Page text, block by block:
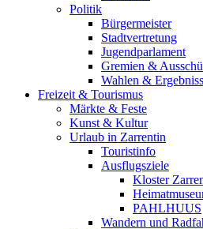
Politik
Bürgermeister
Stadtvertretung
Jugendparlament
Gremien &
Wahlen &
Freizeit & Tourismus
Märkte & Feste
Kunst & Kultur
Urlaub in Zarrentin
Touristinfo
Ausflugsziele
Kloster
PAHLHUUS
Wandern und